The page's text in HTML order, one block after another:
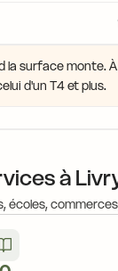
la surface monte.
d'un T4 et plus.
à
écoles,